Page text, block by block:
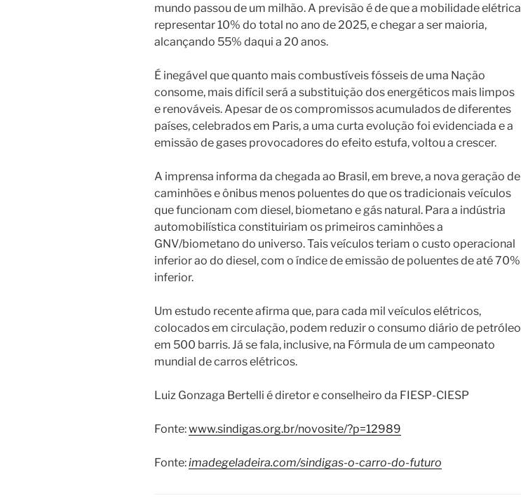
mundo passou de um milhão. A previsão é de que a mobilidade elétrica
representar 10% do total no ano de 2025, e chegar a ser maioria,
alcançando 55% daqui a 20 anos.
É inegável que quanto mais combustíveis fósseis de uma Nação
consome, mais difícil será a substituição dos energéticos mais limpos
e renováveis. Apesar de os compromissos acumulados de diferentes
países, celebrados em Paris, a uma curta evolução foi evidenciada e a
emissão de gases provocadores do efeito estufa, voltou a crescer.
A imprensa informa da chegada ao Brasil, em breve, a nova geração de
caminhões e ônibus menos poluentes do que os tradicionais veículos
que funcionam com diesel, biometano e gás natural. Para a indústria
automobilística constituiriam os primeiros caminhões a
GNV/biometano do universo. Tais veículos teriam o custo operacional
inferior ao do diesel, com o índice de emissão de poluentes de até 70%
inferior.
Um estudo recente afirma que, para cada mil veículos elétricos,
colocados em circulação, podem reduzir o consumo diário de petróleo
em 500 barris. Já se fala, inclusive, na Fórmula de um campeonato
mundial de carros elétricos.
Luiz Gonzaga Bertelli é diretor e conselheiro da FIESP-CIESP
Fonte:www.sindigas.org.br/novosite/?p=12989
Fonte:imadegeladeira.com/sindigas-o-carro-do-futuro